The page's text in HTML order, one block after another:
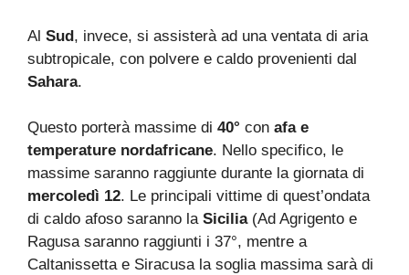
Al Sud, invece, si assisterà ad una ventata di aria
subtropicale, con polvere e caldo provenienti dal
Sahara.
Questo porterà massime di 40° con afa e
temperature nordafricane. Nello specifico, le
massime saranno raggiunte durante la giornata di
mercoledì 12. Le principali vittime di quest’ondata
di caldo afoso saranno la Sicilia(Ad Agrigento e
Ragusa saranno raggiunti i 37°, mentre a
Caltanissetta e Siracusa la soglia massima sarà di